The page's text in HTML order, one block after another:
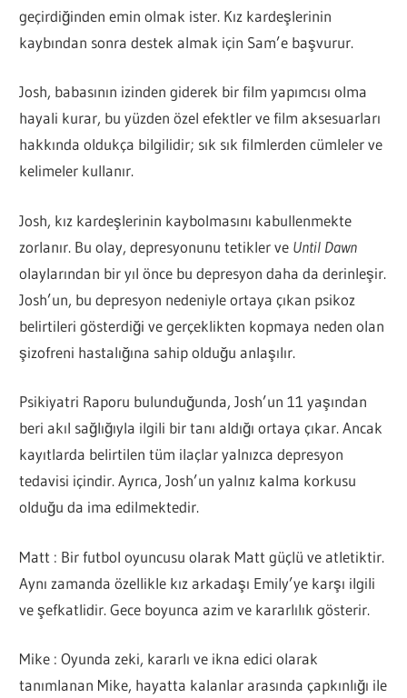
geçirdiğinden emin olmak ister. Kız kardeşlerinin
kaybından sonra destek almak için Sam’e başvurur.
Josh, babasının izinden giderek bir film yapımcısı olma
hayali kurar, bu yüzden özel efektler ve film aksesuarları
hakkında oldukça bilgilidir; sık sık filmlerden cümleler ve
kelimeler kullanır.
Josh, kız kardeşlerinin kaybolmasını kabullenmekte
zorlanır. Bu olay, depresyonunu tetikler ve Until Dawn
olaylarından bir yıl önce bu depresyon daha da derinleşir.
Josh’un, bu depresyon nedeniyle ortaya çıkan psikoz
belirtileri gösterdiği ve gerçeklikten kopmaya neden olan
şizofreni hastalığına sahip olduğu anlaşılır.
Psikiyatri Raporu bulunduğunda, Josh’un 11 yaşından
beri akıl sağlığıyla ilgili bir tanı aldığı ortaya çıkar. Ancak
kayıtlarda belirtilen tüm ilaçlar yalnızca depresyon
tedavisi içindir. Ayrıca, Josh’un yalnız kalma korkusu
olduğu da ima edilmektedir.
Matt : Bir futbol oyuncusu olarak Matt güçlü ve atletiktir.
Aynı zamanda özellikle kız arkadaşı Emily’ye karşı ilgili
ve şefkatlidir. Gece boyunca azim ve kararlılık gösterir.
Mike : Oyunda zeki, kararlı ve ikna edici olarak
tanımlanan Mike, hayatta kalanlar arasında çapkınlığı ile